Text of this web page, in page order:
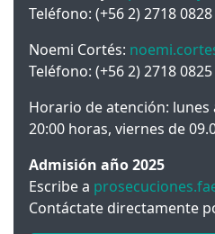
Teléfono: (+56 2) 2718 0828
Noemi Cortés:
Teléfono: (+56 2) 2718 0825
Horario de atención: lunes
20:00 horas, viernes de
Admisión año 2025
Escribe a
Contáctate directamente